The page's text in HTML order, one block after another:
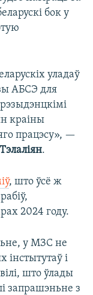
бок у
уладаў
АБСЭ для
краіны
працэсу», —
.
, што ўсё ж
2024 году.
у МЗС не
і
што ўлады
запрашэньне з